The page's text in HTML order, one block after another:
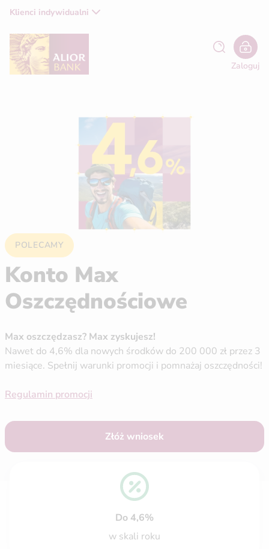
Klienci indywidualni
Zaloguj
POLECAMY
Konto Max
Oszczędnościowe
Max oszczędzasz? Max zyskujesz!
Nawet do 4,6% dla nowych środków do 200 000 zł przez 3
miesiące. Spełnij warunki promocji i pomnażaj oszczędności!
Regulamin promocji
Złóż wniosek
Do 4,6%
w skali roku